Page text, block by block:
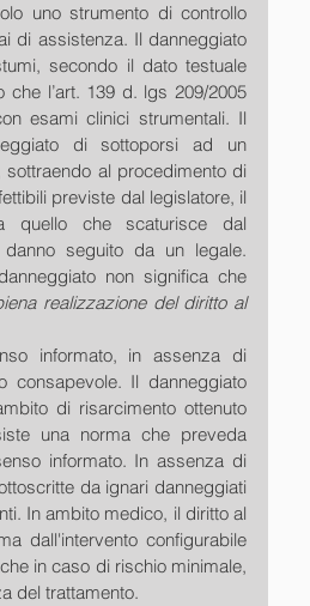
uno strumento di controllo
di assistenza. Il danneggiato
secondo il dato testuale
che l’art. 139 d. lgs 209/2005
esami clinici strumentali. Il
di sottoporsi ad un
al procedimento di
previste dal legislatore, il
quello che scaturisce dal
seguito da un legale.
non significa che
realizzazione del diritto al
informato, in assenza di
consapevole. Il danneggiato
di risarcimento ottenuto
una norma che preveda
informato. In assenza di
da ignari danneggiati
In ambito medico, il diritto al
dall'intervento configurabile
in caso di rischio minimale,
del trattamento.